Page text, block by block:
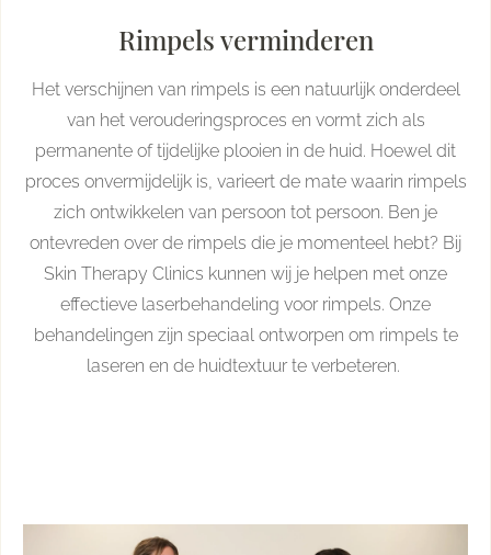
Rimpels verminderen
Het verschijnen van rimpels is een natuurlijk onderdeel
van het verouderingsproces en vormt zich als
permanente of tijdelijke plooien in de huid. Hoewel dit
proces onvermijdelijk is, varieert de mate waarin rimpels
zich ontwikkelen van persoon tot persoon. Ben je
ontevreden over de rimpels die je momenteel hebt? Bij
Skin Therapy Clinics kunnen wij je helpen met onze
effectieve laserbehandeling voor rimpels. Onze
behandelingen zijn speciaal ontworpen om rimpels te
laseren en de huidtextuur te verbeteren.